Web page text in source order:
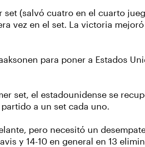
(salvó cuatro en el cuarto
vez en el set. La victoria
para poner a Estados
set, el estadounidense se
a un set cada uno.
pero necesitó un
y 14-10 en general en 13